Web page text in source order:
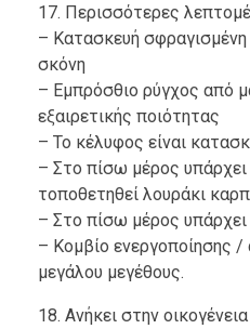
17. Περισσότερες
– Κατασκευή σφραγισμένη
σκόνη
– Εμπρόσθιο ρύγχος από
εξαιρετικής ποιότητας
– Το κέλυφος είναι
– Στο πίσω μέρος υπάρχει
τοποθετηθεί λουράκι
– Στο πίσω μέρος
– Κομβίο ενεργοποίησης /
μεγάλου μεγέθους.
18. Ανήκει στην